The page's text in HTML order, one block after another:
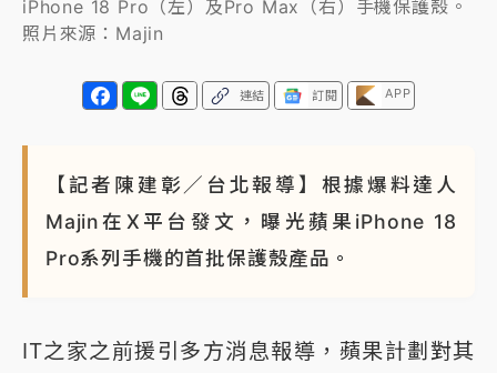
iPhone 18 Pro（左）及Pro Max（右）手機保護殼。
照片來源：Majin
連結 訂閱 APP
【記者陳建彰／台北報導】根據爆料達人
Majin在X平台發文，曝光蘋果iPhone 18
Pro系列手機的首批保護殼產品。
IT之家之前援引多方消息報導，蘋果計劃對其